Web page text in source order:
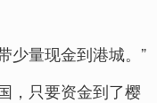
少量现金到港城。”
，只要资金到了樱